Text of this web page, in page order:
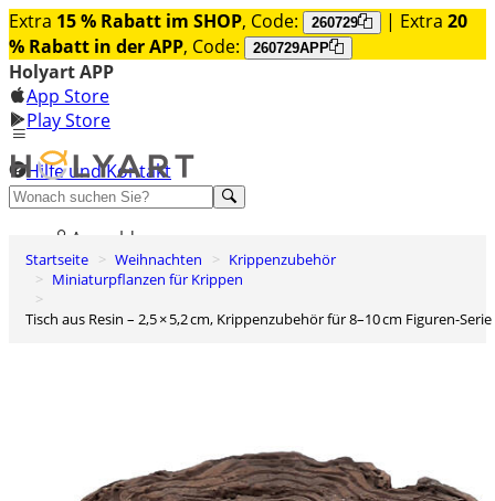
Extra 15 % Rabatt im SHOP, Code: 260729 | Extra 20
% Rabatt in der APP, Code: 260729APP
Holyart APP
App Store
Play Store
Hilfe und Kontakt
Entdecken Sie Premium
Anmelden
Wunschliste
Warenkorb
Startseite Weihnachten
Krippenzubehör
Miniaturpflanzen für Krippen
Tisch aus Resin – 2,5 × 5,2 cm, Krippenzubehör für 8–10 cm Figuren-Serie